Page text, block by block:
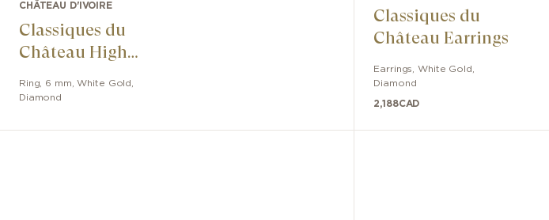
CHÂTEAU D'IVOIRE
Classiques du
Château High
Ring 6 mm ,White Gold
Diamond
Classiques du
Château Earrings
Earrings ,White Gold
Diamond
2,188CAD